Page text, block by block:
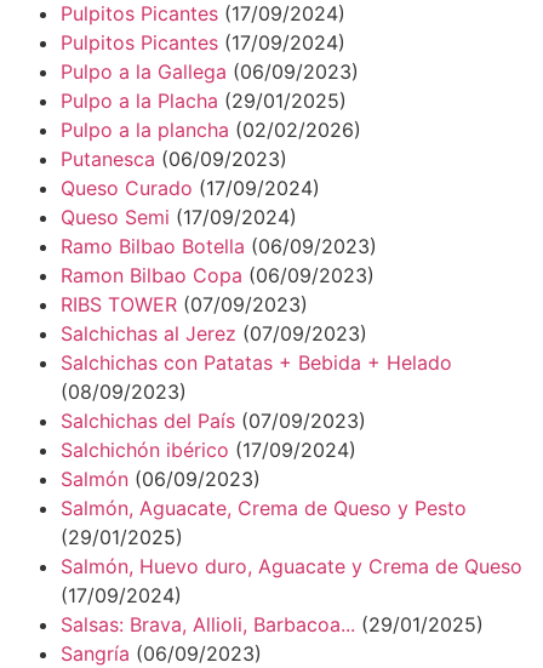
Pulpitos Picantes (17/09/2024)
Pulpitos Picantes (17/09/2024)
Pulpo a la Gallega (06/09/2023)
Pulpo a la Placha (29/01/2025)
Pulpo a la plancha (02/02/2026)
Putanesca (06/09/2023)
Queso Curado (17/09/2024)
Queso Semi (17/09/2024)
Ramo Bilbao Botella (06/09/2023)
Ramon Bilbao Copa (06/09/2023)
RIBS TOWER (07/09/2023)
Salchichas al Jerez (07/09/2023)
Salchichas con Patatas + Bebida + Helado
(08/09/2023)
Salchichas del País (07/09/2023)
Salchichón ibérico (17/09/2024)
Salmón (06/09/2023)
Salmón, Aguacate, Crema de Queso y Pesto
(29/01/2025)
Salmón, Huevo duro, Aguacate y Crema de Queso
(17/09/2024)
Salsas: Brava, Allioli, Barbacoa... (29/01/2025)
Sangría (06/09/2023)